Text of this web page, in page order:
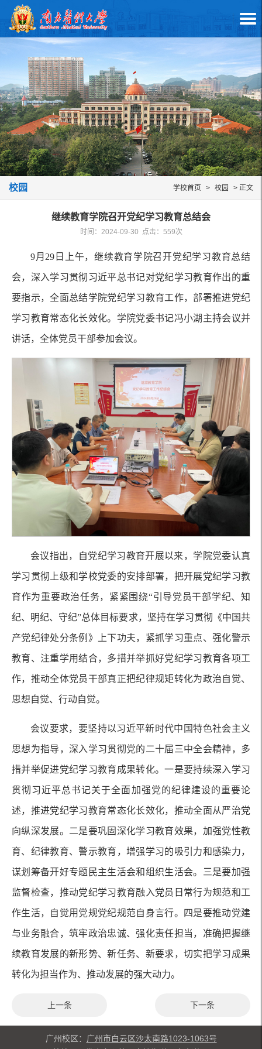
校园 学校首页 > 校园 > 正文
继续教育学院召开党纪学习教育总结会
时间：2024-09-30 点击： 559次
9月29日上午，继续教育学院召开党纪学习教育总结
会，深入学习贯彻习近平总书记对党纪学习教育作出的重
要指示，全面总结学院党纪学习教育工作，部署推进党纪
学习教育常态化长效化。学院党委书记冯小湖主持会议并
讲话，全体党员干部参加会议。
会议指出，自党纪学习教育开展以来，学院党委认真
学习贯彻上级和学校党委的安排部署，把开展党纪学习教
育作为重要政治任务，紧紧围绕“引导党员干部学纪、知
纪、明纪、守纪”总体目标要求，坚持在学习贯彻《中国共
产党纪律处分条例》上下功夫，紧抓学习重点、强化警示
教育、注重学用结合，多措并举抓好党纪学习教育各项工
作，推动全体党员干部真正把纪律规矩转化为政治自觉、
思想自觉、行动自觉。
会议要求，要坚持以习近平新时代中国特色社会主义
思想为指导，深入学习贯彻党的二十届三中全会精神，多
措并举促进党纪学习教育成果转化。一是要持续深入学习
贯彻习近平总书记关于全面加强党的纪律建设的重要论
述，推进党纪学习教育常态化长效化，推动全面从严治党
向纵深发展。二是要巩固深化学习教育效果，加强党性教
育、纪律教育、警示教育，增强学习的吸引力和感染力，
谋划筹备开好专题民主生活会和组织生活会。三是要加强
监督检查，推动党纪学习教育融入党员日常行为规范和工
作生活，自觉用党规党纪规范自身言行。四是要推动党建
与业务融合，筑牢政治忠诚、强化责任担当，准确把握继
续教育发展的新形势、新任务、新要求，切实把学习成果
转化为担当作为、推动发展的强大动力。
上一条 下一条
广州校区： 广州市白云区沙太南路1023-1063号